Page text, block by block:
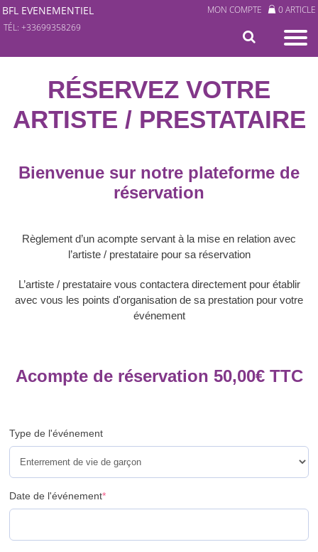
BFL EVENEMENTIEL
TÉL: +33699358269
MON COMPTE 0 ARTICLE
RÉSERVEZ VOTRE
ARTISTE / PRESTATAIRE
Bienvenue sur notre plateforme de
réservation
Règlement d’un acompte servant à la mise en relation avec
l’artiste / prestataire pour sa réservation
L’artiste / prestataire vous contactera directement pour établir
avec vous les points d'organisation de sa prestation pour votre
événement
Acompte de réservation 50,00€TTC
Type de l'événement
Date de l'événement*